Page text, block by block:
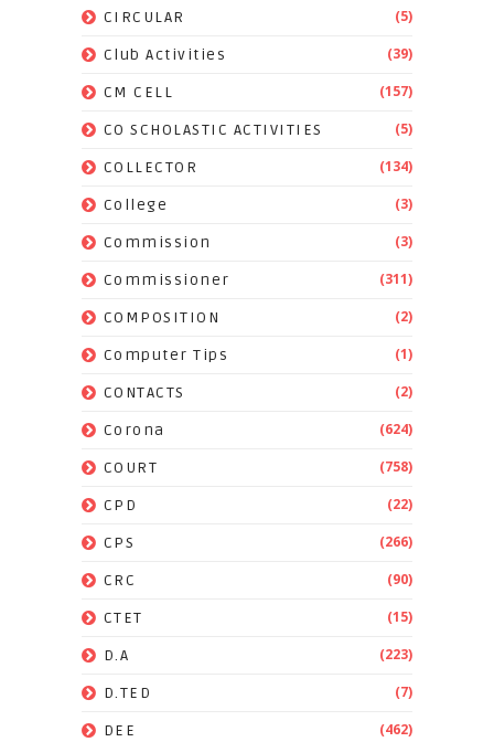
CIRCULAR (5)
Club Activities (39)
CM CELL (157)
CO SCHOLASTIC ACTIVITIES (5)
COLLECTOR (134)
College (3)
Commission (3)
Commissioner (311)
COMPOSITION (2)
Computer Tips (1)
CONTACTS (2)
Corona (624)
COURT (758)
CPD (22)
CPS (266)
CRC (90)
CTET (15)
D.A (223)
D.TED (7)
DEE (462)